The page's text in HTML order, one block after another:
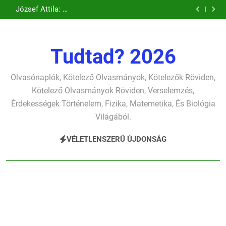
Ugrás
a
verselemzés
szonettje
Mihály: A
József Attila: A
gondolkodó
Tudtad? 2026
Olvasónaplók, Kötelező Olvasmányok, Kötelezők Röviden,
Kötelező Olvasmányok Röviden, Verselemzés,
Érdekességek Történelem, Fizika, Matemetika, És Biológia
Világából.
VÉLETLENSZERŰ ÚJDONSÁG